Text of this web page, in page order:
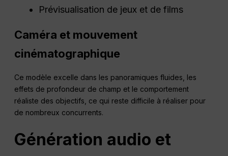
Prévisualisation de jeux et de films
Caméra et mouvement
cinématographique
Ce modèle excelle dans les panoramiques fluides, les
effets de profondeur de champ et le comportement
réaliste des objectifs, ce qui reste difficile à réaliser pour
de nombreux concurrents.
Génération audio et